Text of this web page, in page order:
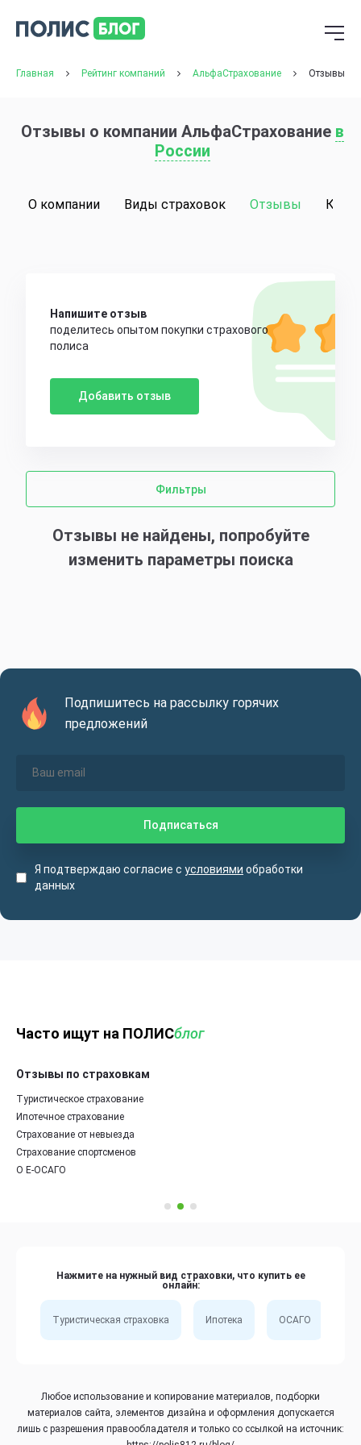
Главная Рейтинг компаний АльфаСтрахование Отзывы
Отзывы о компании АльфаСтрахование в
России
О компании Виды страховок Отзывы
Отзывы не найдены, попробуйте
изменить параметры поиска
Напишите отзыв
поделитесь опытом покупки страхового
полиса
Добавить отзыв
Фильтры
Подпишитесь на рассылку горячих
предложений
Я подтверждаю согласие с условиями обработки
данных
Часто ищут на ПОЛИСблог
Отзывы по страховкам
Туристическое страхование
Ипотечное страхование
Страхование от невыезда
Страхование спортсменов
О Е-ОСАГО
Нажмите на нужный вид страховки, что купить ее
онлайн:
Туристическая страховка Ипотека ОСАГО
Любое использование и копирование материалов, подборки
материалов сайта, элементов дизайна и оформления допускается
лишь с разрешения правообладателя и только со ссылкой на источник: